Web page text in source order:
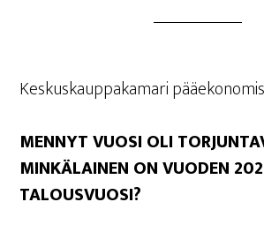
Kes­kus­kaup­pa­ka­ma­ri
MEN­NYT VUO­SI OLI
MIN­KÄ­LAI­NEN ON VUO­DEN
TALOUSVUOSI?